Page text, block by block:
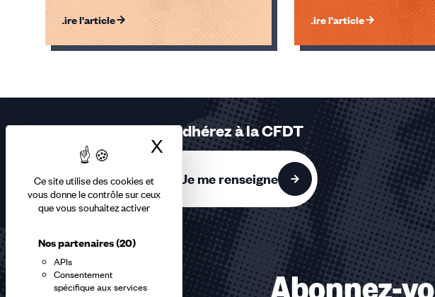
Ce site utilise des cookies et
vous donne le contrôle sur ceux
que vous souhaitez activer
Nos partenaires(20)
APIs
Consentement
spécifique aux services
X Masquer le bandeau des cookies
Lire l'article Lire l'article
Éléments
accessibles
Adhérez à la CFDT
Je me renseigne
Abonnez-